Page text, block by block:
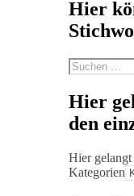
Hier
Hier
den
Hier gelangt
Kategorien